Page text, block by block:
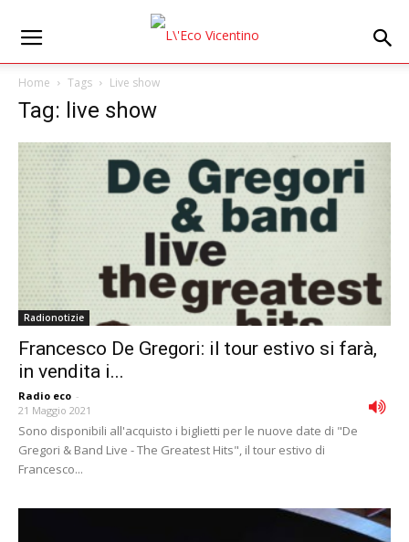
Home Tags Live show
Tag: live show
Radionotizie
Francesco De Gregori: il tour estivo si farà,
in vendita i...
Radio eco -
21 Maggio 2021
Sono disponibili all'acquisto i biglietti per le nuove date di "De
Gregori & Band Live - The Greatest Hits", il tour estivo di
Francesco...